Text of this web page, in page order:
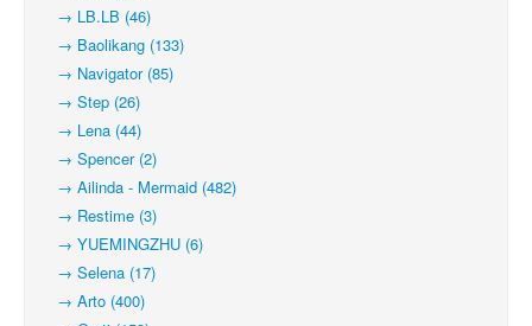
→ LB.LB (46)
→ Baolikang (133)
→ Navigator (85)
→ Step (26)
→ Lena (44)
→ Spencer (2)
→ Ailinda - Mermaid (482)
→ Restime (3)
→ YUEMINGZHU (6)
→ Selena (17)
→ Arto (400)